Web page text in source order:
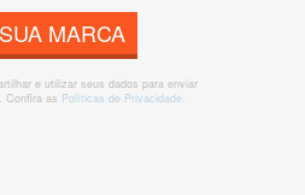
MARCA
e utilizar seus dados para enviar
Confira as Políticas de Privacidade.